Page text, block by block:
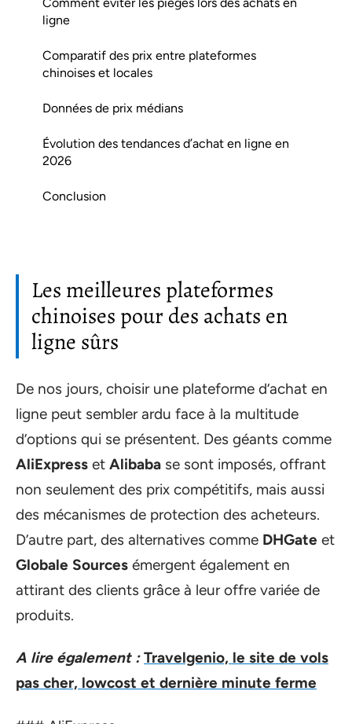
ligne
Comparatif des prix entre plateformes
chinoises et locales
Données de prix médians
Évolution des tendances d’achat en ligne en
2026
Conclusion
Les meilleures plateformes
chinoises pour des achats en
ligne sûrs
De nos jours, choisir une plateforme d’achat en
ligne peut sembler ardu face à la multitude
d’options qui se présentent. Des géants comme
AliExpress et Alibaba se sont imposés, offrant
non seulement des prix compétitifs, mais aussi
des mécanismes de protection des acheteurs.
D’autre part, des alternatives comme DHGate et
Globale Sources émergent également en
attirant des clients grâce à leur offre variée de
produits.
A lire également : Travelgenio, le site de vols
pas cher, lowcost et dernière minute ferme